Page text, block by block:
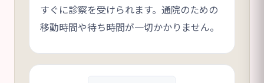
すぐに診察を受けられます。通院のための
移動時間や待ち時間が一切かかりません。